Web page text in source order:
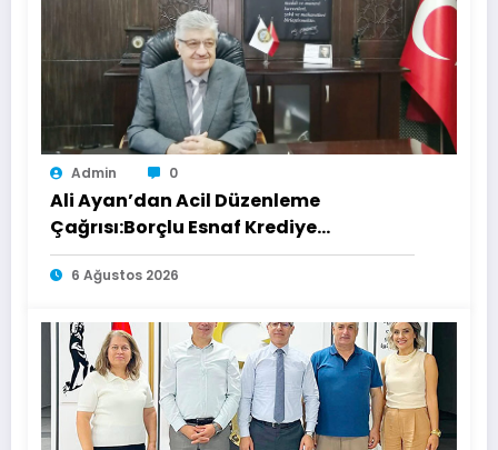
Admin 0
Ali Ayan’dan Acil Düzenleme
Çağrısı:Borçlu Esnaf Krediye
Ulaşamıyor
6 Ağustos 2026